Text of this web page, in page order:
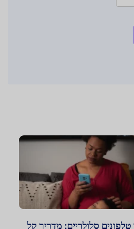
טלפונים סלולריים: מדריך קל